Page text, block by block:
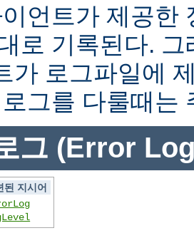
언트가 제공한
로 기록된다.
가 로그파일에
그를 다룰때는
그 (Error
된 지시어